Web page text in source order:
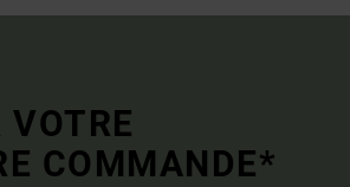
VOTRE
COMMANDE*